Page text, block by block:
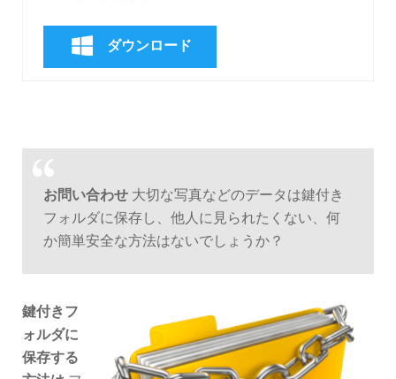
ダウンロード
お問い合わせ 大切な写真などのデータは鍵付き
フォルダに保存し、他人に見られたくない、何
か簡単安全な方法はないでしょうか？
鍵付きフ
ォルダに
保存する